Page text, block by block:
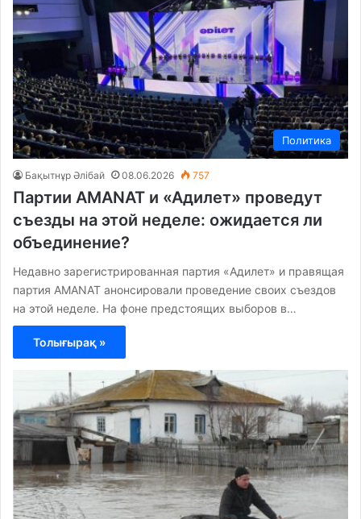
Политика
Бақытнұр Әлібай 08.06.2026 757
Партии AMANAT и «Адилет» проведут
съезды на этой неделе: ожидается ли
объединение?
Недавно зарегистрированная партия «Адилет» и правящая
партия AMANAT анонсировали проведение своих съездов
на этой неделе. На фоне предстоящих выборов в…
Толығырақ »